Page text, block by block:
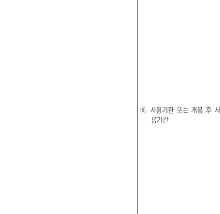
⑥ 사용기한 또는 개봉 후 사
용기간